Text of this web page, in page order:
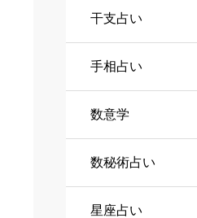
干支占い
手相占い
数意学
数秘術占い
星座占い